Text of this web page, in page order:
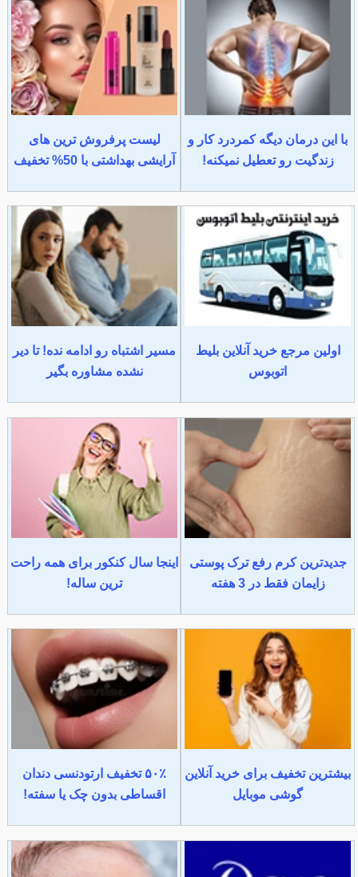
با این درمان دیگه کمردرد کار و
زندگیت رو تعطیل نمیکنه!
لیست پرفروش ترین های
آرایشی بهداشتی با 50% تخفیف
اولین مرجع خرید آنلاین بلیط
اتوبوس
مسیر اشتباه رو ادامه نده! تا دیر
نشده مشاوره بگیر
جدیدترین کرم رفع ترک پوستی
زایمان فقط در 3 هفته
اینجا سال کنکور برای همه راحت
ترین ساله!
بیشترین تخفیف برای خرید آنلاین
گوشی موبایل
۵۰٪ تخفیف ارتودنسی دندان
اقساطی بدون چک یا سفته!